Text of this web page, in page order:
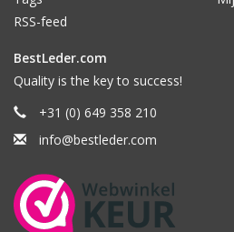
RSS-feed
BestLeder.com
Quality is the key to success!
+31 (0) 649 358 210
info@bestleder.com